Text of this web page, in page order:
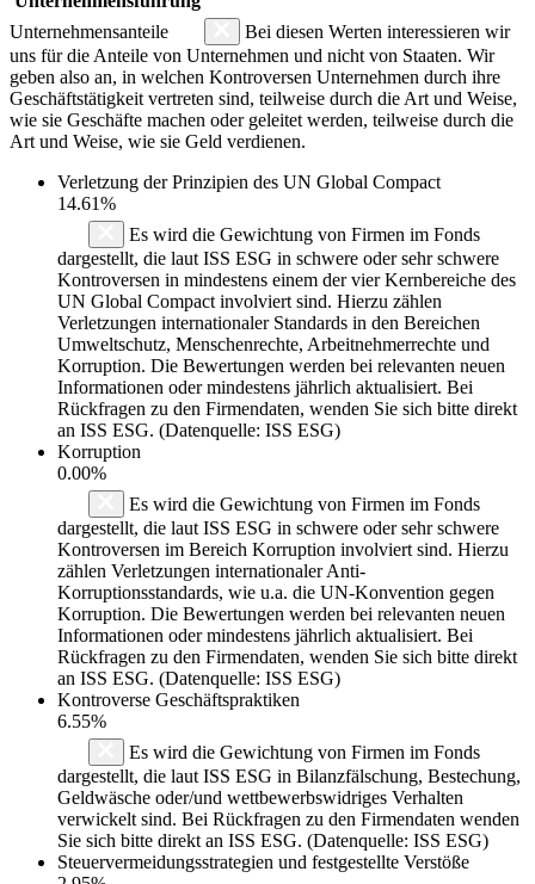
Unternehmensanteile
Bei diesen Werten interessieren wir
uns für die Anteile von Unternehmen und nicht von Staaten. Wir
geben also an, in welchen Kontroversen Unternehmen durch ihre
Geschäftstätigkeit vertreten sind, teilweise durch die Art und Weise,
wie sie Geschäfte machen oder geleitet werden, teilweise durch die
Art und Weise, wie sie Geld verdienen.
Verletzung der Prinzipien des UN Global Compact
14.61%
Es wird die Gewichtung von Firmen im Fonds
dargestellt, die laut ISS ESG in schwere oder sehr schwere
Kontroversen in mindestens einem der vier Kernbereiche des
UN Global Compact involviert sind. Hierzu zählen
Verletzungen internationaler Standards in den Bereichen
Umweltschutz, Menschenrechte, Arbeitnehmerrechte und
Korruption. Die Bewertungen werden bei relevanten neuen
Informationen oder mindestens jährlich aktualisiert. Bei
Rückfragen zu den Firmendaten, wenden Sie sich bitte direkt
an ISS ESG. (Datenquelle: ISS ESG)
Korruption
0.00%
Es wird die Gewichtung von Firmen im Fonds
dargestellt, die laut ISS ESG in schwere oder sehr schwere
Kontroversen im Bereich Korruption involviert sind. Hierzu
zählen Verletzungen internationaler Anti-
Korruptionsstandards, wie u.a. die UN-Konvention gegen
Korruption. Die Bewertungen werden bei relevanten neuen
Informationen oder mindestens jährlich aktualisiert. Bei
Rückfragen zu den Firmendaten, wenden Sie sich bitte direkt
an ISS ESG. (Datenquelle: ISS ESG)
Kontroverse Geschäftspraktiken
6.55%
Es wird die Gewichtung von Firmen im Fonds
dargestellt, die laut ISS ESG in Bilanzfälschung, Bestechung,
Geldwäsche oder/und wettbewerbswidriges Verhalten
verwickelt sind. Bei Rückfragen zu den Firmendaten wenden
Sie sich bitte direkt an ISS ESG. (Datenquelle: ISS ESG)
Steuervermeidungsstrategien und festgestellte Verstöße